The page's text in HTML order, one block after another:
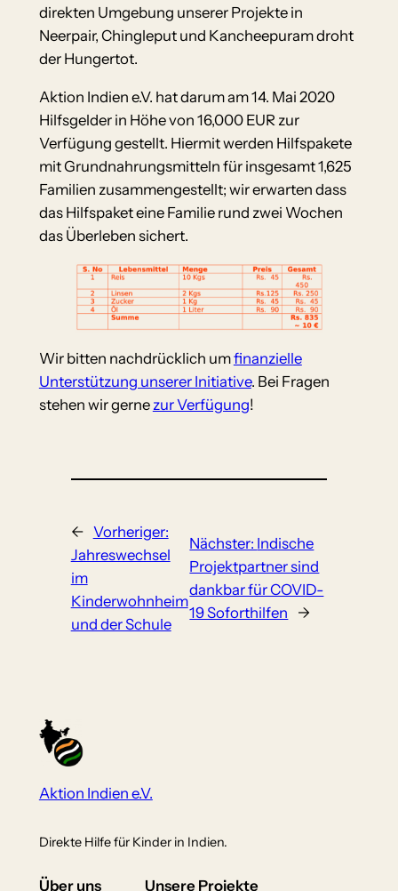
direkten Umgebung unserer Projekte in
Neerpair, Chingleput und Kancheepuram droht
der Hungertot.
Aktion Indien e.V. hat darum am 14. Mai 2020
Hilfsgelder in Höhe von 16,000 EUR zur
Verfügung gestellt. Hiermit werden Hilfspakete
mit Grundnahrungsmitteln für insgesamt 1,625
Familien zusammengestellt; wir erwarten dass
das Hilfspaket eine Familie rund zwei Wochen
das Überleben sichert.
Wir bitten nachdrücklich umfinanzielle
Unterstützung unserer Initiative. Bei Fragen
stehen wir gerne zur Verfügung!
← Vorheriger:
Jahreswechsel
im
Kinderwohnheim
und der Schule
Nächster: Indische
Projektpartner sind
dankbar für COVID-
19 Soforthilfen
→
Aktion Indien e.V.
Direkte Hilfe für Kinder in Indien.
Über uns Unsere Projekte